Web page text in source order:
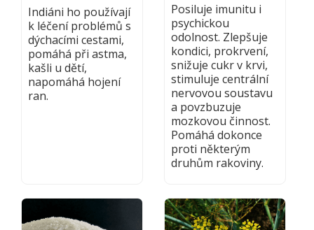
Indiáni ho používají
k léčení problémů s
dýchacími cestami,
pomáhá při astma,
kašli u dětí,
napomáhá hojení
ran.
Posiluje imunitu i
psychickou
odolnost. Zlepšuje
kondici, prokrvení,
snižuje cukr v krvi,
stimuluje centrální
nervovou soustavu
a povzbuzuje
mozkovou činnost.
Pomáhá dokonce
proti některým
druhům rakoviny.